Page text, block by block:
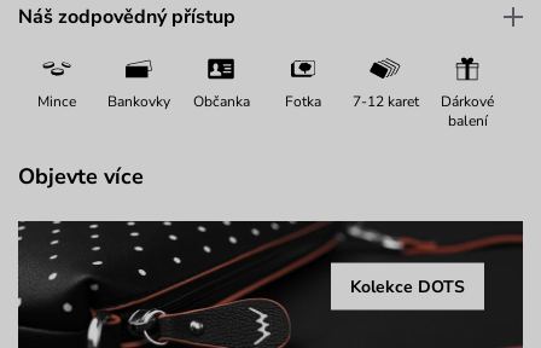
Náš zodpovědný přístup
Mince Bankovky Občanka Fotka 7-12 karet
Dárkové
balení
Objevte více
Kolekce DOTS